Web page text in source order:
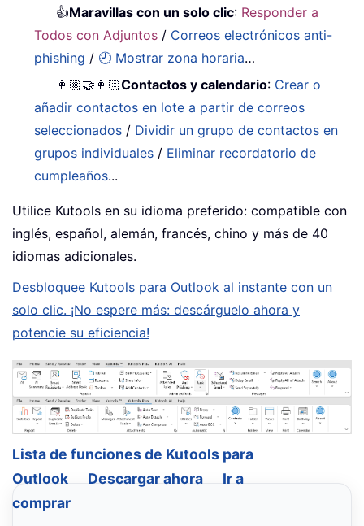
👍Maravillas con un solo clic: Responder a
Todos con Adjuntos / Correos electrónicos anti-
phishing / 🕘 Mostrar zona horaria…
👩🏼‍🤝‍👩🏻Contactos y calendario: Crear o
añadir contactos en lote a partir de correos
seleccionados / Dividir un grupo de contactos en
grupos individuales / Eliminar recordatorio de
cumpleaños...
Utilice Kutools en su idioma preferido: compatible con
inglés, español, alemán, francés, chino y más de 40
idiomas adicionales.
Desbloquee Kutools para Outlook al instante con un
solo clic. ¡No espere más: descárguelo ahora y
potencie su eficiencia!
Lista de funciones de Kutools para
Outlook
Descargar ahora
Ir a
comprar